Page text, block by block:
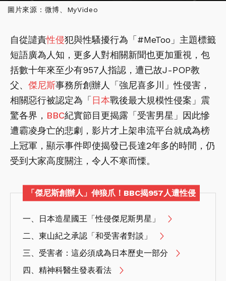
圖片來源：微博、MyVideo
自從譴責性侵犯與性騷擾行為「#MeToo」主題標籤
短語廣為人知，更多人對相關新聞也更加重視，包
括數十年來至少有957人指認，遭已故J-POP教
父、 傑尼斯事務所創辦人「強尼喜多川」性侵害，
相關惡行被認定為「 日本戰後最大規模性侵案」震
驚各界， BBC紀實節目更揭露「受害男星」因此慘
遭霸凌身亡的悲劇，影片才上架串流平台就成為榜
上冠軍，顯示事件即使揭發已長達2年多的時間，仍
受到大家高度關注，令人不寒而慄。
「傑尼斯創辦人」伸狼爪！BBC揭957人遭性侵
一、日本造星國王「性侵傑尼斯男星」
二、東山紀之承認「和受害者對談」
三、受害者：這必須成為日本歷史一部分
四、精神科醫生發表看法